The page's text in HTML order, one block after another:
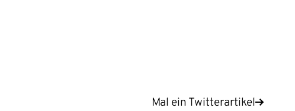
Mal ein Twitterartikel